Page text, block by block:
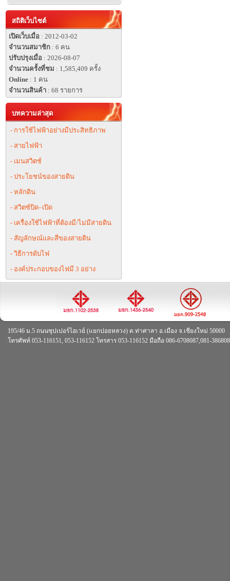
สถิติเว็บไซต์
เปิดเว็บเมื่อ : 2012-03-02
จำนวนสมาชิก : 6 คน
ปรับปรุงเมื่อ : 2026-08-07
จำนวนครั้งที่ชม : 1,585,409 ครั้ง
Online : 1 คน
จำนวนสินค้า : 68 รายการ
บทความล่าสุด
- การใช้ไฟฟ้าอย่างมีประสิทธิภาพ
- สายไฟฟ้า
- เมนสวิตช์
- ประโยชน์ของสายดิน
- หลักดิน
- สวิตซ์ปิด–เปิด
- เครื่องใช้ไฟฟ้าที่ต้องมี/ไม่มีสายดิน
- สัญลักษณ์และสีของสายดิน
- วิธีการดับไฟ
- องค์ประกอบของไฟมี 3 อย่าง
195/46 ม.5 ถนนซุปเปอร์ไฮเวย์ (แยกปอยหลวง) ต.ท่าศาลา อ.เมือง จ.เชียงใหม่ 50000
โทรศัพท์ 053-116151, 053-116152 โทรสาร 053-116152 มือถือ 086-6708087,081-